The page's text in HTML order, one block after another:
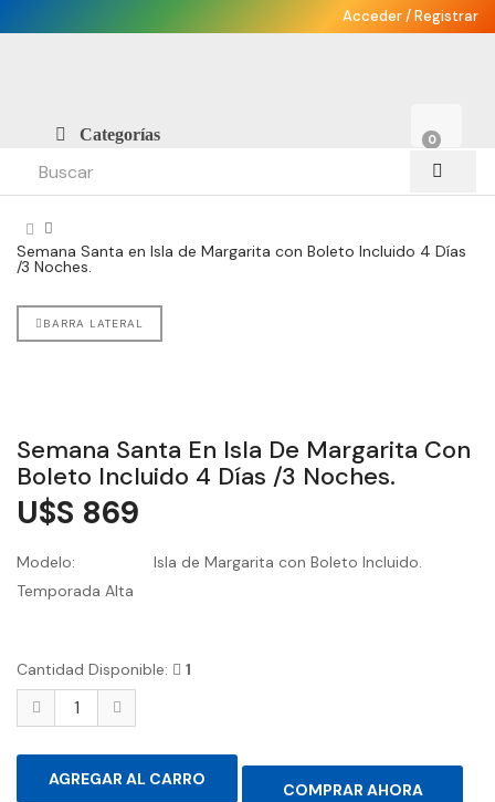
Acceder/Registrar
Categorías 0
Semana Santa en Isla de Margarita con Boleto Incluido 4 Días
/3 Noches.
BARRA LATERAL
Semana Santa En Isla De Margarita Con
Boleto Incluido 4 Días /3 Noches.
U$S 869
Modelo:
Isla de Margarita con Boleto Incluido.
Temporada Alta
Cantidad Disponible: 1